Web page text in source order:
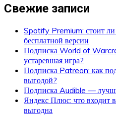
Свежие записи
Spotify Premium: стоит ли
бесплатной версии
Подписка World of
устаревшая игра?
Подписка Patreon: как
выгодой?
Подписка Audible —
Яндекс Плюс: что входит
выгодна